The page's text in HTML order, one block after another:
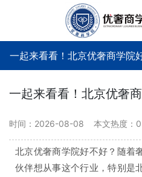
一起来看看！北京优奢商学院
一起来看看！北京优奢
时间：2026-08-08 本文热度： 0
北京优奢商学院好不好？随着
伙伴想从事这个行业，特别是